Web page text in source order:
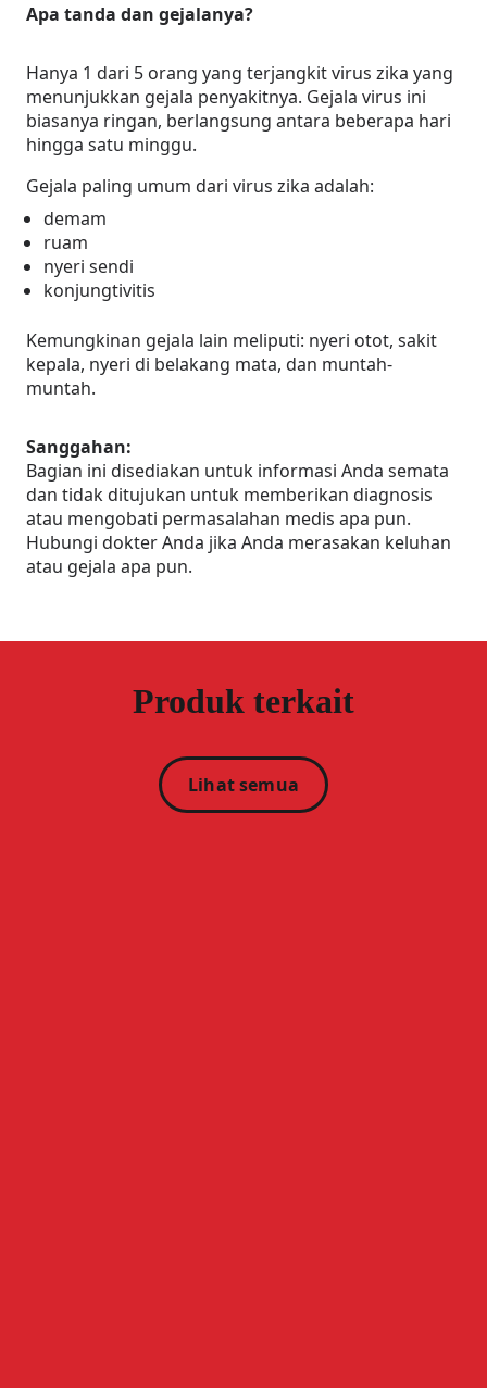
Apa tanda dan gejalanya?
Hanya 1 dari 5 orang yang terjangkit virus zika yang
menunjukkan gejala penyakitnya. Gejala virus ini
biasanya ringan, berlangsung antara beberapa hari
hingga satu minggu.
Gejala paling umum dari virus zika adalah:
demam
ruam
nyeri sendi
konjungtivitis
Kemungkinan gejala lain meliputi: nyeri otot, sakit
kepala, nyeri di belakang mata, dan muntah-
muntah.
Sanggahan:
Bagian ini disediakan untuk informasi Anda semata
dan tidak ditujukan untuk memberikan diagnosis
atau mengobati permasalahan medis apa pun.
Hubungi dokter Anda jika Anda merasakan keluhan
atau gejala apa pun.
Produk terkait
Lihat semua